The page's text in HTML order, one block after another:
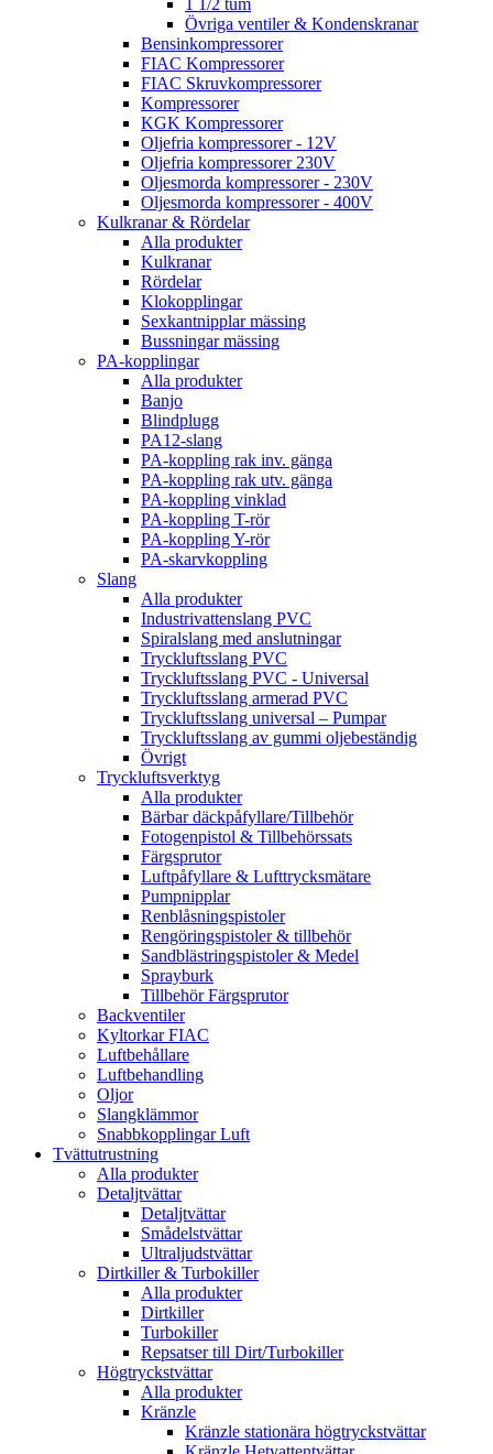
1 1/2 tum
Övriga ventiler & Kondenskranar
Bensinkompressorer
FIAC Kompressorer
FIAC Skruvkompressorer
Kompressorer
KGK Kompressorer
Oljefria kompressorer - 12V
Oljefria kompressorer 230V
Oljesmorda kompressorer - 230V
Oljesmorda kompressorer - 400V
Kulkranar & Rördelar
Alla produkter
Kulkranar
Rördelar
Klokopplingar
Sexkantnipplar mässing
Bussningar mässing
PA-kopplingar
Alla produkter
Banjo
Blindplugg
PA12-slang
PA-koppling rak inv. gänga
PA-koppling rak utv. gänga
PA-koppling vinklad
PA-koppling T-rör
PA-koppling Y-rör
PA-skarvkoppling
Slang
Alla produkter
Industrivattenslang PVC
Spiralslang med anslutningar
Tryckluftsslang PVC
Tryckluftsslang PVC - Universal
Tryckluftsslang armerad PVC
Tryckluftsslang universal – Pumpar
Tryckluftsslang av gummi oljebeständig
Övrigt
Tryckluftsverktyg
Alla produkter
Bärbar däckpåfyllare/Tillbehör
Fotogenpistol & Tillbehörssats
Färgsprutor
Luftpåfyllare & Lufttrycksmätare
Pumpnipplar
Renblåsningspistoler
Rengöringspistoler & tillbehör
Sandblästringspistoler & Medel
Sprayburk
Tillbehör Färgsprutor
Backventiler
Kyltorkar FIAC
Luftbehållare
Luftbehandling
Oljor
Slangklämmor
Snabbkopplingar Luft
Tvättutrustning
Alla produkter
Detaljtvättar
Detaljtvättar
Smådelstvättar
Ultraljudstvättar
Dirtkiller & Turbokiller
Alla produkter
Dirtkiller
Turbokiller
Repsatser till Dirt/Turbokiller
Högtryckstvättar
Alla produkter
Kränzle
Kränzle stationära högtryckstvättar